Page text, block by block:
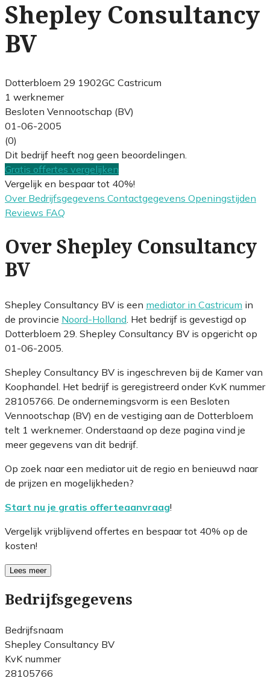
Shepley Consultancy
BV
Dotterbloem 29 1902GC Castricum
1 werknemer
Besloten Vennootschap (BV)
01-06-2005
(0)
Dit bedrijf heeft nog geen beoordelingen.
Gratis offertes vergelijken
Vergelijk en bespaar tot 40%!
Over Bedrijfsgegevens Contactgegevens Openingstijden
Reviews FAQ
Over Shepley Consultancy
BV
Shepley Consultancy BV is een mediator in Castricum in
de provincie Noord-Holland . Het bedrijf is gevestigd op
Dotterbloem 29. Shepley Consultancy BV is opgericht op
01-06-2005.
Shepley Consultancy BV is ingeschreven bij de Kamer van
Koophandel. Het bedrijf is geregistreerd onder KvK nummer
28105766. De ondernemingsvorm is een Besloten
Vennootschap (BV) en de vestiging aan de Dotterbloem
telt 1 werknemer. Onderstaand op deze pagina vind je
meer gegevens van dit bedrijf.
Op zoek naar een mediator uit de regio en benieuwd naar
de prijzen en mogelijkheden?
Start nu je gratis offerteaanvraag!
Vergelijk vrijblijvend offertes en bespaar tot 40% op de
kosten!
Lees meer
Bedrijfsgegevens
Bedrijfsnaam
Shepley Consultancy BV
KvK nummer
28105766